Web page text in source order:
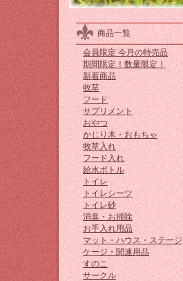
商品一覧
会員限定 今月の特売品
期間限定！数量限定！
新着商品
牧草
フード
サプリメント
おやつ
かじり木・おもちゃ
牧草入れ
フード入れ
給水ボトル
トイレ
トイレシーツ
トイレ砂
消臭・お掃除
お手入れ用品
マット・ハウス・ステージ
ケージ・関連用品
すのこ
サークル